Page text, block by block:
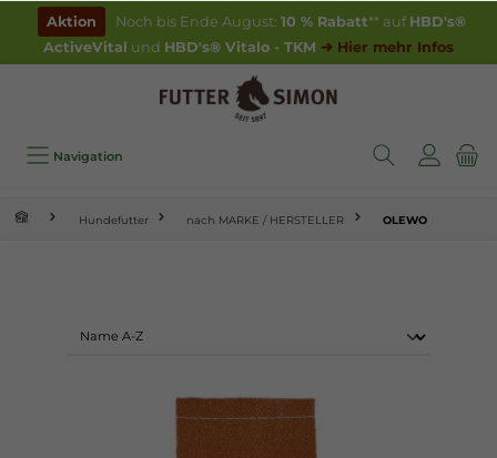
springen
Aktion Noch bis Ende August: 10 % Rabatt** auf HBD's®
ActiveVital und HBD's® Vitalo - TKM ➔ Hier mehr Infos
Navigation
Hundefutter nach MARKE / HERSTELLER OLEWO